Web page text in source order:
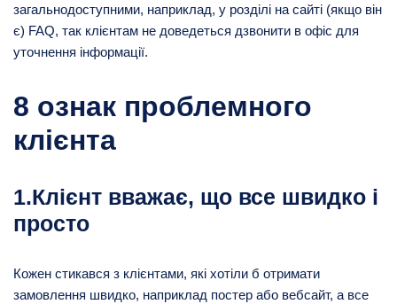
загальнодоступними, наприклад, у розділі на сайті (якщо він
є) FAQ, так клієнтам не доведеться дзвонити в офіс для
уточнення інформації.
8 ознак проблемного
клієнта
1.Клієнт вважає, що все швидко і
просто
Кожен стикався з клієнтами, які хотіли б отримати
замовлення швидко, наприклад постер або вебсайт, а все